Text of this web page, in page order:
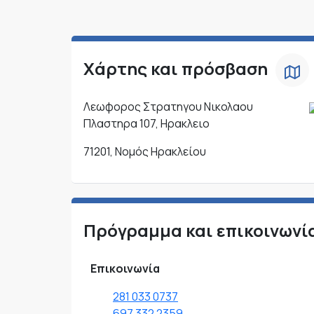
Χάρτης και πρόσβαση
Λεωφορος Στρατηγου Νικολαου
Πλαστηρα 107, Ηρακλειο
71201, Νομός Ηρακλείου
Πρόγραμμα και
Επικοινωνία
281 033 0737